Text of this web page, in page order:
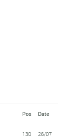
Pos Date
130 26/07